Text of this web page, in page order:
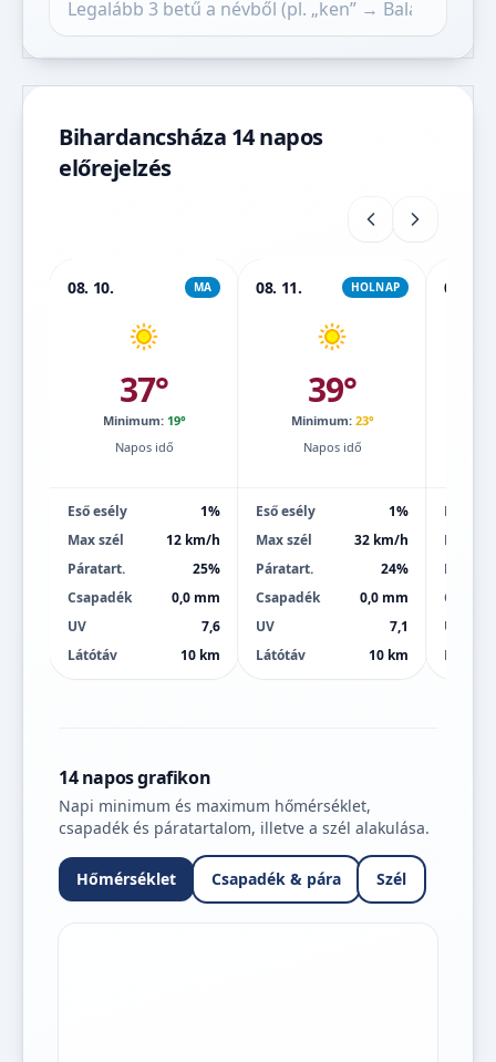
Bihardancsháza 14 napos
előrejelzés
08. 10. MA
37°
Minimum: 19°
Napos idő
Eső esély
1%
Max szél
12 km/h
Páratart.
25%
Csapadék
0,0 mm
UV
7,6
Látótáv
10 km
08. 11. HOLNAP
39°
Minimum: 23°
Napos idő
Eső esély
1%
Max szél
32 km/h
Páratart.
24%
Csapadék
0,0 mm
UV
7,1
Látótáv
10 km
08. 12.
Eső
Max
UV
Látótáv
14 napos grafikon
Napi minimum és maximum hőmérséklet,
csapadék és páratartalom, illetve a szél alakulása.
Hőmérséklet Csapadék & pára Szél